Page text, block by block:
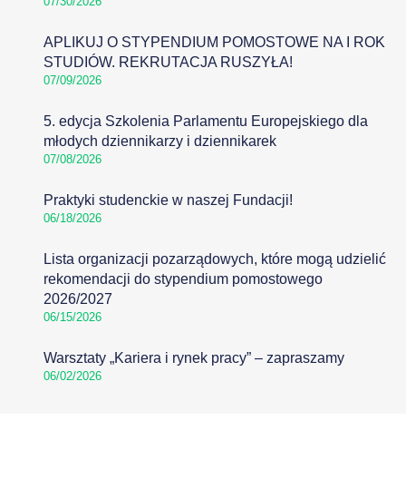
APLIKUJ O STYPENDIUM POMOSTOWE NA I ROK
STUDIÓW. REKRUTACJA RUSZYŁA!
07/09/2026
5. edycja Szkolenia Parlamentu Europejskiego dla
młodych dziennikarzy i dziennikarek
07/08/2026
Praktyki studenckie w naszej Fundacji!
06/18/2026
Lista organizacji pozarządowych, które mogą udzielić
rekomendacji do stypendium pomostowego
2026/2027
06/15/2026
Warsztaty „Kariera i rynek pracy” – zapraszamy
06/02/2026